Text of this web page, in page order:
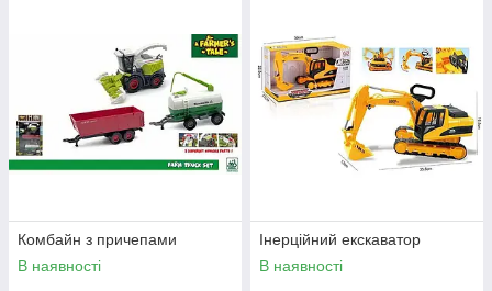
Комбайн з причепами
В наявності
Інерційний екскаватор
В наявності